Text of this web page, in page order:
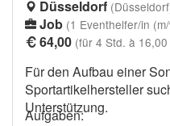
Düsseldorf
Job (1 Eventhelfer/in
64,00 (für 4 Std. à 16,00
Für den Aufbau einer
Sportartikelhersteller
Unterstützung.
Aufgaben: